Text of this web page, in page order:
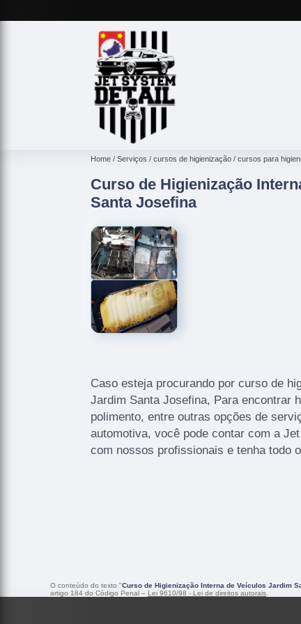
Home Serviços cursos de higienização cursos para
Curso de Higienização
Santa Josefina
Caso esteja procurando por curso de
Jardim Santa Josefina, Para encontrar
polimento, entre outras opções de
automotiva, você pode contar com a
com nossos profissionais e tenha todo
O conteúdo do texto "Curso de Higienização Interna de Veículos Jardim
artigo 184 do Código Penal – Lei 9610/98 - Lei de direitos autorais.